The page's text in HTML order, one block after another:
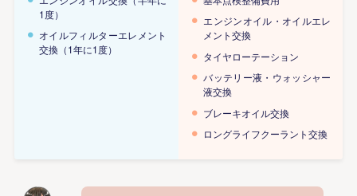
1度）
オイルフィルターエレメント
交換（1年に1度）
エンジンオイル・オイルエレ
メント交換
タイヤローテーション
バッテリー液・ウォッシャー
液交換
ブレーキオイル交換
ロングライフクーラント交換